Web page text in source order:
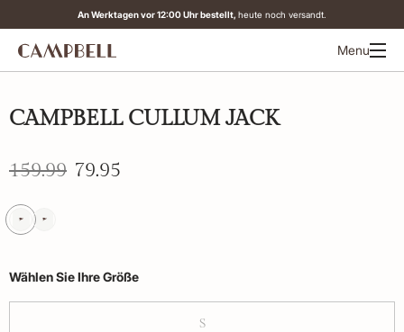
An Werktagen vor 12:00 Uhr bestellt, heute noch versandt.
Menu
CAMPBELL CULLUM JACK
159.99 79.95
Wählen Sie Ihre Größe
S